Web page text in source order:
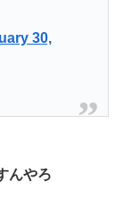
30,
んやろ